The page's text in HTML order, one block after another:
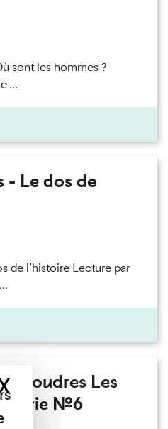
sont les hommes ?
...
- Le dos de
de l’histoire Lecture par
- Foudres Les
n°6
Masquer le